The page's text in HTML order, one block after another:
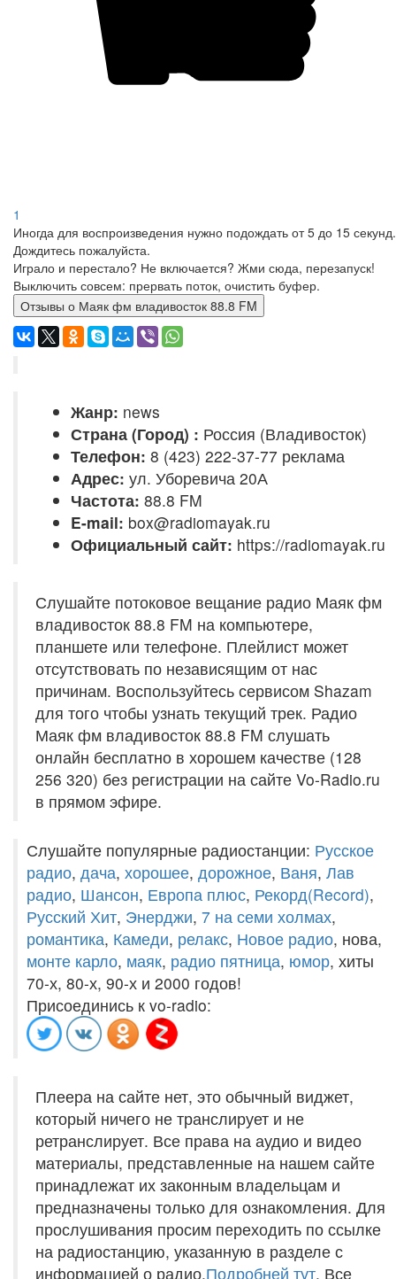
1
Иногда для воспроизведения нужно подождать от 5 до 15 секунд.
Дождитесь пожалуйста.
Играло и перестало? Не включается? Жми сюда, перезапуск!
Выключить совсем: прервать поток, очистить буфер.
Отзывы о Маяк фм владивосток 88.8 FM
Жанр: news
Страна (Город) : Россия (Владивосток)
Телефон: 8 (423) 222-37-77 реклама
Адрес: ул. Уборевича 20А
Частота: 88.8 FM
E-mail: box@radiomayak.ru
Официальный сайт: https://radiomayak.ru
Слушайте потоковое вещание радио Маяк фм
владивосток 88.8 FM на компьютере,
планшете или телефоне. Плейлист может
отсутствовать по независящим от нас
причинам. Воспользуйтесь сервисом Shazam
для того чтобы узнать текущий трек. Радио
Маяк фм владивосток 88.8 FM слушать
онлайн бесплатно в хорошем качестве (128
256 320) без регистрации на сайте Vo-Radio.ru
в прямом эфире.
Слушайте популярные радиостанции: Русское
радио, дача, хорошее, дорожное, Ваня, Лав
радио, Шансон, Европа плюс, Рекорд(Record),
Русский Хит, Энерджи, 7 на семи холмах,
романтика, Камеди, релакс, Новое радио, нова,
монте карло, маяк, радио пятница, юмор, хиты
70-х, 80-х, 90-х и 2000 годов!
Присоединись к vo-radio:
Плеера на сайте нет, это обычный виджет,
который ничего не транслирует и не
ретранслирует. Все права на аудио и видео
материалы, представленные на нашем сайте
принадлежат их законным владельцам и
предназначены только для ознакомления. Для
прослушивания просим переходить по ссылке
на радиостанцию, указанную в разделе с
информацией о радио.Подробней тут. Все